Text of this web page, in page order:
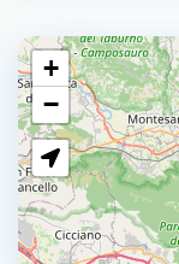
+
−